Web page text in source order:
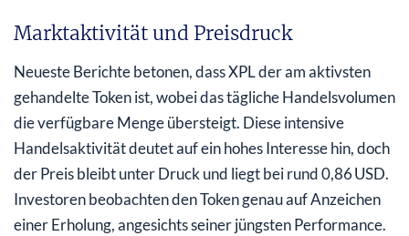
Marktaktivität und Preisdruck
Neueste Berichte betonen, dass XPL der am aktivsten
gehandelte Token ist, wobei das tägliche Handelsvolumen
die verfügbare Menge übersteigt. Diese intensive
Handelsaktivität deutet auf ein hohes Interesse hin, doch
der Preis bleibt unter Druck und liegt bei rund 0,86 USD.
Investoren beobachten den Token genau auf Anzeichen
einer Erholung, angesichts seiner jüngsten Performance.